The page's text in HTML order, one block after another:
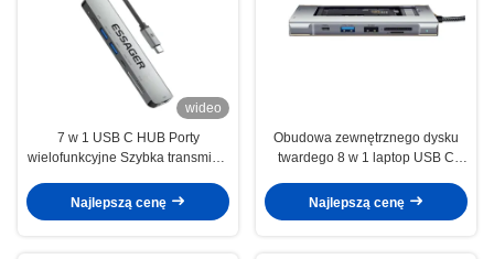
wideo
7 w 1 USB C HUB Porty
wielofunkcyjne Szybka transmisja
Najlepszą cenę
Obudowa zewnętrznego dysku
twardego 8 w 1 laptop USB C
NVMe i SATA SSD
Najlepszą cenę